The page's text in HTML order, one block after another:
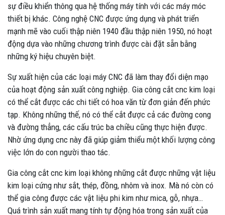
sự điều khiển thông qua hệ thống máy tính với các máy móc
thiết bị khác. Công nghệ CNC được ứng dụng và phát triển
mạnh mẽ vào cuối thập niên 1940 đầu thập niên 1950, nó hoạt
động dựa vào những chương trình được cài đặt sẵn bằng
những ký hiệu chuyên biệt.
Sự xuất hiện của các loại máy CNC đã làm thay đổi diện mạo
của hoạt động sản xuất công nghiệp. Gia công cắt cnc kim loại
có thể cắt được các chi tiết có hoa văn từ đơn giản đến phức
tạp. Không những thế, nó có thể cắt được cả các đường cong
và đường thẳng, các cấu trúc ba chiều cũng thực hiện được.
Nhờ ứng dụng cnc này đã giúp giảm thiểu một khối lượng công
việc lớn do con người thao tác.
Gia công cắt cnc kim loại không những cắt được những vật liệu
kim loại cứng như sắt, thép, đồng, nhôm và inox. Mà nó còn có
thể gia công được các vật liệu phi kim như mica, gỗ, nhựa…
Quá trình sản xuất mang tính tự động hóa trong sản xuất của